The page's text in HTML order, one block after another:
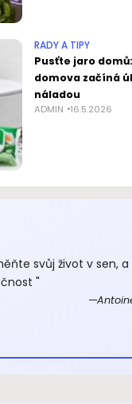
RADY A TIPY
Pusťte jaro
domova začíná
náladou
ADMIN 16.5.2026
svůj život v sen, a
"